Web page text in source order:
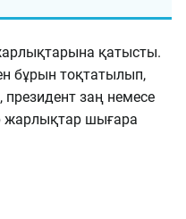
қатысты.
бұрын тоқтатылып,
заң немесе
жарлықтар шығара